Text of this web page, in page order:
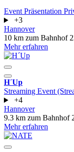
Event Präsentation
+3
Hannover
10 km zum Bahnhof
Mehr erfahren
H´Up
Streaming Event
+4
Hannover
9.3 km zum Bahnhof
Mehr erfahren